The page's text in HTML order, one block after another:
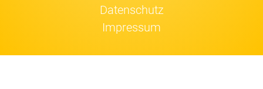
Datenschutz
Impressum